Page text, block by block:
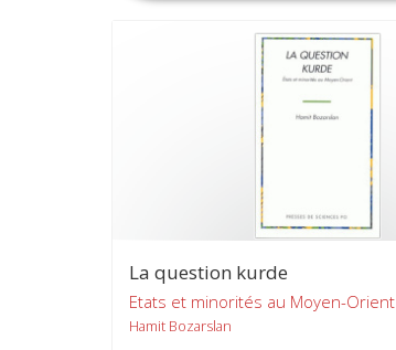
La question kurde
Etats et minorités au Moyen-Orient
Hamit Bozarslan